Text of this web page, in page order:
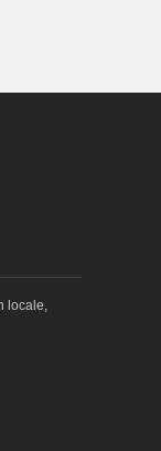
locale,